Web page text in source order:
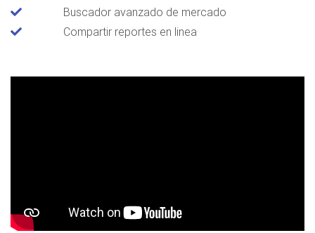
Buscador avanzado de mercado
Compartir reportes en linea